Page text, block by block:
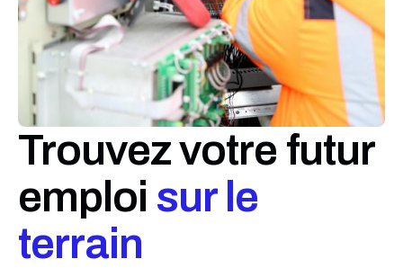
Trouvez votre futur
emploi sur le
terrain